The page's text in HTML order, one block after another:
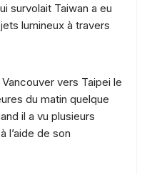
survolait Taiwan a eu
lumineux à travers
vers Taipei le
du matin quelque
il a vu plusieurs
l’aide de son